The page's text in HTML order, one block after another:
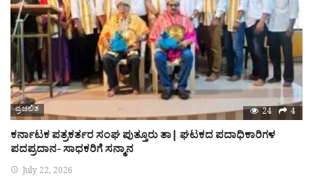
ಪ್ರಚಲಿತ 24 4
ಕರ್ನಾಟಕ ಪತ್ರಕರ್ತರ ಸಂಘ ಪುತ್ತೂರು ತಾ| ಘಟಕದ ಪದಾಧಿಕಾರಿಗಳ
ಪದಪ್ರದಾನ- ಸಾಧಕರಿಗೆ ಸನ್ಮಾನ
July 22, 2026